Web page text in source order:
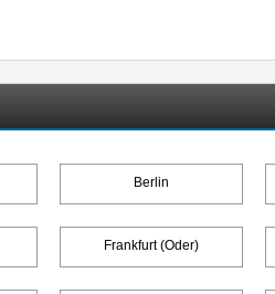
Berlin
Frankfurt (Oder)